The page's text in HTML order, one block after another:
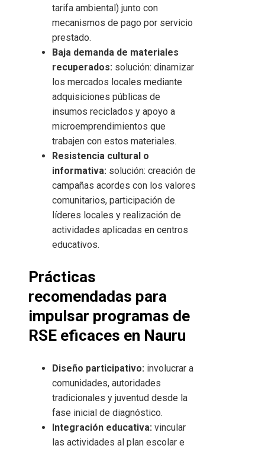
tarifa ambiental) junto con
mecanismos de pago por servicio
prestado.
Baja demanda de materiales
recuperados: solución: dinamizar
los mercados locales mediante
adquisiciones públicas de
insumos reciclados y apoyo a
microemprendimientos que
trabajen con estos materiales.
Resistencia cultural o
informativa: solución: creación de
campañas acordes con los valores
comunitarios, participación de
líderes locales y realización de
actividades aplicadas en centros
educativos.
Prácticas
recomendadas para
impulsar programas de
RSE eficaces en Nauru
Diseño participativo: involucrar a
comunidades, autoridades
tradicionales y juventud desde la
fase inicial de diagnóstico.
Integración educativa: vincular
las actividades al plan escolar e